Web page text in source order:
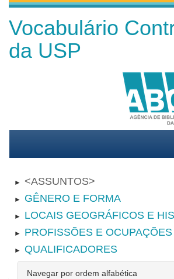
Vocabulário
da USP
► ASSUNTOS
► GÊNERO E FORMA
► LOCAIS GEOGRÁFICOS E
► PROFISSÕES E OCUPAÇÕES
► QUALIFICADORES
Navegar por ordem alfabética